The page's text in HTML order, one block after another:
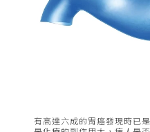
有高達六成的胃癌發現時已